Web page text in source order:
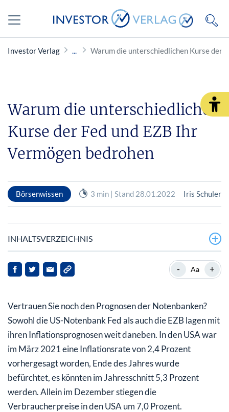
Investor Verlag Warum die unterschiedlichen Kurse der
Warum die unterschiedlichen
Kurse der Fed und EZB Ihr
Vermögen bedrohen
Börsenwissen 3 min | Stand 28.01.2022 Iris Schuler
INHALTSVERZEICHNIS
US-Notenbank Fed plant 4 Zinserhöhungen
- Aa +
Vertrauen Sie noch den Prognosen der Notenbanken?
Sowohl die US-Notenbank Fed als auch die EZB lagen mit
ihren Inflationsprognosen weit daneben. In den USA war
im März 2021 eine Inflationsrate von 2,4 Prozent
vorhergesagt worden, Ende des Jahres wurde
befürchtet, es könnten im Jahresschnitt 5,3 Prozent
werden. Allein im Dezember stiegen die
Verbraucherpreise in den USA um 7,0 Prozent.